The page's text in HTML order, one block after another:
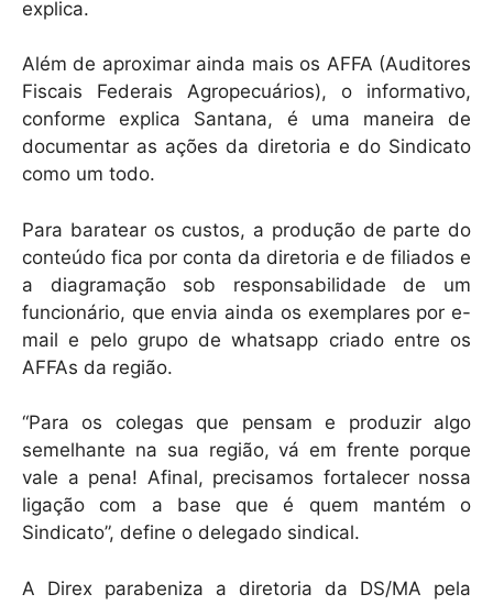
explica.
Além de aproximar ainda mais os AFFA (Auditores
Fiscais Federais Agropecuários), o informativo,
conforme explica Santana, é uma maneira de
documentar as ações da diretoria e do Sindicato
como um todo.
Para baratear os custos, a produção de parte do
conteúdo fica por conta da diretoria e de filiados e
a diagramação sob responsabilidade de um
funcionário, que envia ainda os exemplares por e-
mail e pelo grupo de whatsapp criado entre os
AFFAs da região.
“Para os colegas que pensam e produzir algo
semelhante na sua região, vá em frente porque
vale a pena! Afinal, precisamos fortalecer nossa
ligação com a base que é quem mantém o
Sindicato”, define o delegado sindical.
A Direx parabeniza a diretoria da DS/MA pela